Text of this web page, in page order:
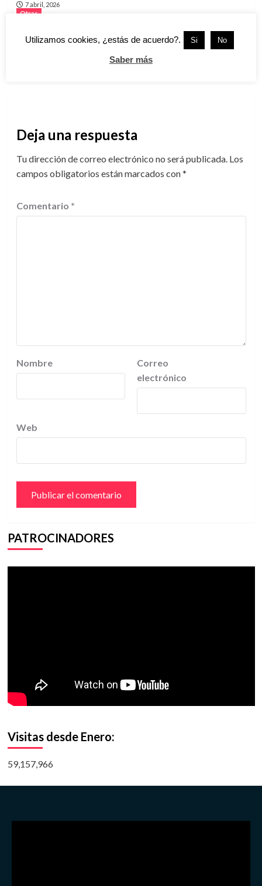
7 abril, 2026
Otras
Gestionan transporte para pacientes del CRIT
Deja una respuesta
Tu dirección de correo electrónico no será publicada. Los
campos obligatorios están marcados con*
Comentario *
Nombre
Correo
electrónico
Web
PATROCINADORES
Visitas desde Enero:
59,157,966
Utilizamos cookies, ¿estás de acuerdo?. Si No
Saber más